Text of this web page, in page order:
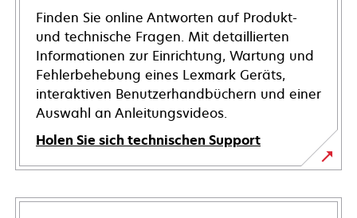
Finden Sie online Antworten auf Produkt-
und technische Fragen. Mit detaillierten
Informationen zur Einrichtung, Wartung und
Fehlerbehebung eines Lexmark Geräts,
interaktiven Benutzerhandbüchern und einer
Auswahl an Anleitungsvideos.
Holen Sie sich technischen Support
wird
in